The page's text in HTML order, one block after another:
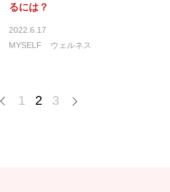
るには？
2022.6.17
MYSELF
ウェルネス
1 2 3